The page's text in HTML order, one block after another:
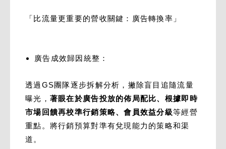
「比流量更重要的營收關鍵：廣告轉換率」
廣告成效歸因統整：
透過GS團隊逐步拆解分析，撇除盲目追隨流量
曝光， 著眼在於廣告投放的佈局配比、根據即時
市場回饋再校準行銷策略、會員效益分級等經營
重點。將行銷預算對準有兌現能力的策略和渠
道。